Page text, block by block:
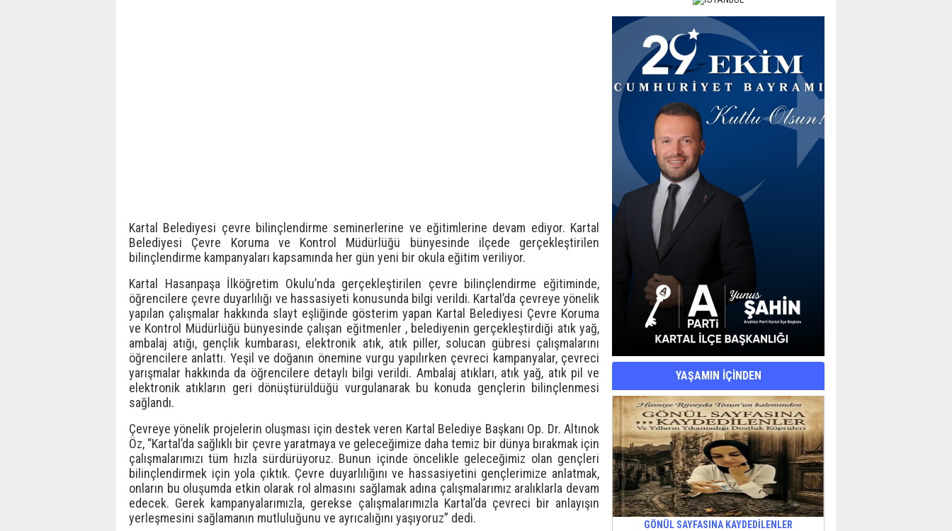
Kartal Belediyesi çevre bilinçlendirme seminerlerine ve eğitimlerine devam ediyor. Kartal
Belediyesi Çevre Koruma ve Kontrol Müdürlüğü bünyesinde ilçede gerçekleştirilen
bilinçlendirme kampanyaları kapsamında her gün yeni bir okula eğitim veriliyor.
Kartal Hasanpaşa İlköğretim Okulu’nda gerçekleştirilen çevre bilinçlendirme eğitiminde,
öğrencilere çevre duyarlılığı ve hassasiyeti konusunda bilgi verildi. Kartal’da çevreye yönelik
yapılan çalışmalar hakkında slayt eşliğinde gösterim yapan Kartal Belediyesi Çevre Koruma
ve Kontrol Müdürlüğü bünyesinde çalışan eğitmenler , belediyenin gerçekleştirdiği atık yağ,
ambalaj atığı, gençlik kumbarası, elektronik atık, atık piller, solucan gübresi çalışmalarını
öğrencilere anlattı. Yeşil ve doğanın önemine vurgu yapılırken çevreci kampanyalar, çevreci
yarışmalar hakkında da öğrencilere detaylı bilgi verildi. Ambalaj atıkları, atık yağ, atık pil ve
elektronik atıkların geri dönüştürüldüğü vurgulanarak bu konuda gençlerin bilinçlenmesi
sağlandı.
Çevreye yönelik projelerin oluşması için destek veren Kartal Belediye Başkanı Op. Dr. Altınok
Öz, “Kartal’da sağlıklı bir çevre yaratmaya ve geleceğimize daha temiz bir dünya bırakmak için
çalışmalarımızı tüm hızla sürdürüyoruz. Bunun içinde öncelikle geleceğimiz olan gençleri
bilinçlendirmek için yola çıktık. Çevre duyarlılığını ve hassasiyetini gençlerimize anlatmak,
onların bu oluşumda etkin olarak rol almasını sağlamak adına çalışmalarımız aralıklarla devam
edecek. Gerek kampanyalarımızla, gerekse çalışmalarımızla Kartal’da çevreci bir anlayışın
yerleşmesini sağlamanın mutluluğunu ve ayrıcalığını yaşıyoruz” dedi.
YAŞAMIN İÇİNDEN
GÖNÜL SAYFASINA KAYDEDİLENLER